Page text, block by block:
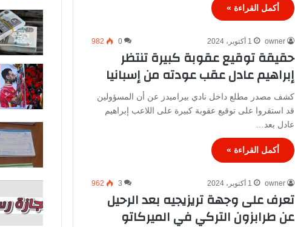
أكمل القراءة »
owner 1 أكتوبر، 2024 0
982
حقيقة توقيع عقوبة كبيرة تنتظر
إبراهيم عادل عقب عودته من إسبانيا
كشف مصدر مطلع داخل نادي بيراميدز عن أن المسؤولين
قد استقروا على توقيع عقوبة كبيرة على اللاعب إبراهيم
عادل بعد…
أكمل القراءة »
owner 1 أكتوبر، 2024 3
962
تعرف على وجهة تريزيجيه بعد الرحيل
عن طرابزون التركي في الميركاتو